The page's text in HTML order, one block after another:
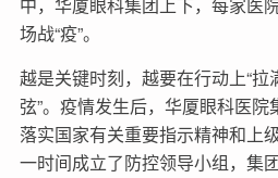
场战“疫”。
越是关键时刻，越要在行动上“拉
弦”。疫情发生后，华厦眼科医
落实国家有关重要指示精神和上
一时间成立了防控领导小组，集